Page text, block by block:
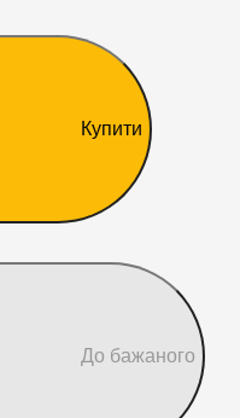
Купити
До бажаного